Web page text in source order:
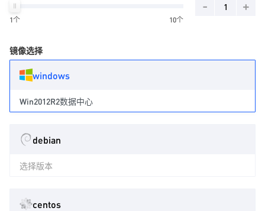
1个 10个
- +
镜像选择
windows
Win2012R2数据中心
debian
选择版本
centos